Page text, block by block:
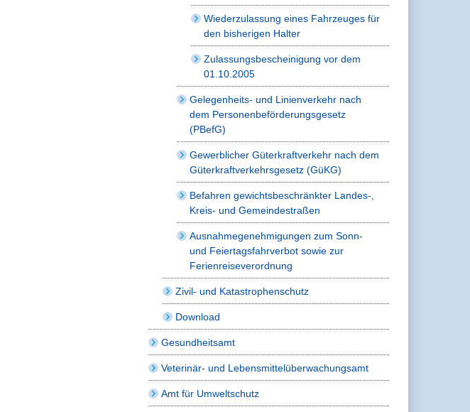
Wiederzulassung eines Fahrzeuges für
den bisherigen Halter
Zulassungsbescheinigung vor dem
01.10.2005
Gelegenheits- und Linienverkehr nach
dem Personenbeförderungsgesetz
(PBefG)
Gewerblicher Güterkraftverkehr nach dem
Güterkraftverkehrsgesetz (GüKG)
Befahren gewichtsbeschränkter Landes-,
Kreis- und Gemeindestraßen
Ausnahmegenehmigungen zum Sonn-
und Feiertagsfahrverbot sowie zur
Ferienreiseverordnung
Zivil- und Katastrophenschutz
Download
Gesundheitsamt
Veterinär- und Lebensmittelüberwachungsamt
Amt für Umweltschutz